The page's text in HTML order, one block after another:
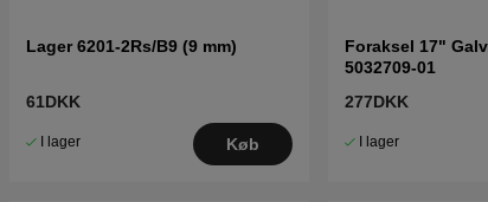
Lager 6201-2Rs/B9 (9 mm)
61DKK
I lager Køb
Foraksel 17"
5032709-01
277DKK
I lager